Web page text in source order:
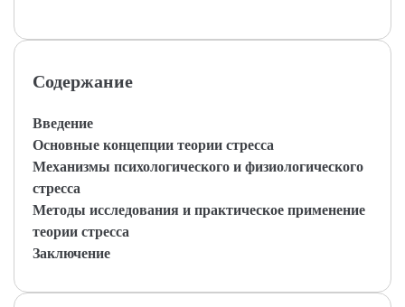
Содержание
Введение
Основные концепции теории стресса
Механизмы психологического и физиологического
стресса
Методы исследования и практическое применение
теории стресса
Заключение